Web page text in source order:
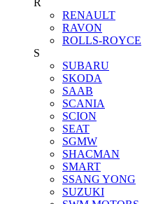
RENAULT
RAVON
ROLLS-ROYCE
S
SUBARU
SKODA
SAAB
SCANIA
SCION
SEAT
SGMW
SHACMAN
SMART
SSANG YONG
SUZUKI